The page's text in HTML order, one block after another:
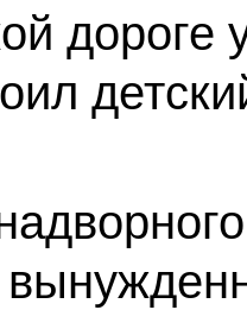
дороге